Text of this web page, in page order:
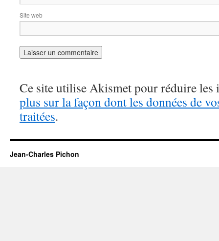
Site web
Ce site utilise Akismet pour réduire les
plus sur la façon dont les données de
traitées.
Jean-Charles Pichon